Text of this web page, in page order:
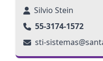
Silvio Stein
55-3174-1572
sti-